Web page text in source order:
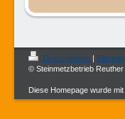
Druckversion | Sitemap
© Steinmetzbetrieb Reuther
Diese Homepage wurde mit